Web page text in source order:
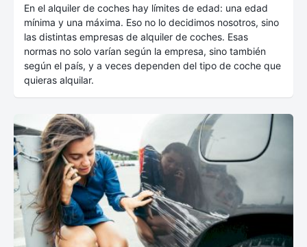
En el alquiler de coches hay límites de edad: una edad
mínima y una máxima. Eso no lo decidimos nosotros, sino
las distintas empresas de alquiler de coches. Esas
normas no solo varían según la empresa, sino también
según el país, y a veces dependen del tipo de coche que
quieras alquilar.